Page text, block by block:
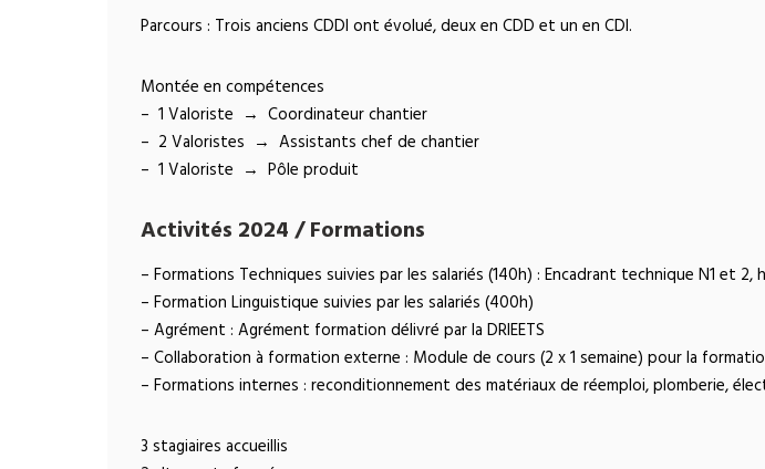
Parcours : Trois anciens CDDI ont évolué, deux en CDD et un en CDI.
Montée en compétences
– 1 Valoriste → Coordinateur chantier
– 2 Valoristes → Assistants chef de chantier
– 1 Valoriste → Pôle produit
Activités 2024 / Formations
– Formations Techniques suivies par les salariés (140h) : Encadrant technique N1 et
– Formation Linguistique suivies par les salariés (400h)
– Agrément : Agrément formation délivré par la DRIEETS
– Collaboration à formation externe : Module de cours (2 x 1 semaine) pour la
– Formations internes : reconditionnement des matériaux de réemploi, plomberie,
3 stagiaires accueillis